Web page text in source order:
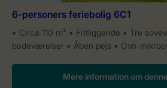
6-personers feriebolig 6C1
Circa 110 m² Fritliggende Tre
badeværelser
Åben pejs Ovn-
Mere information om